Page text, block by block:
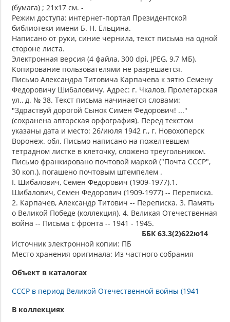
(бумага) ; 21х17 см. -
Режим доступа: интернет-портал Президентской
библиотеки имени Б. Н. Ельцина.
Написано от руки, синие чернила, текст письма на одной
стороне листа.
Электронная версия (4 файла, 300 dpi, JPEG, 9,7 МБ).
Копирование пользователями не разрешается.
Письмо Александра Титовича Карпачева к зятю Семену
Федоровичу Шибаловичу. Адрес: г. Чкалов, Пролетарская
ул., д. № 38. Текст письма начинается словами:
"Здраствуй дорогой Сынок Симен Федорович! ..."
(сохранена авторская орфография). Перед текстом
указаны дата и место: 26/июля 1942 г., г. Новохоперск
Воронеж. обл. Письмо написано на пожелтевшем
тетрадном листке в клеточку, сложено треугольником.
Письмо франкировано почтовой маркой ("Почта СССР",
30 коп.), погашено почтовым штемпелем .
I. Шибалович, Семен Федорович (1909-1977).1.
Шибалович, Семен Федорович (1909-1977) -- Переписка.
2. Карпачев, Александр Титович -- Переписка. 3. Память
о Великой Победе (коллекция). 4. Великая Отечественная
война -- Письма с фронта -- 1941 - 1945.
ББК 63.3(2)622ю14
Источник электронной копии: ПБ
Место хранения оригинала: Из частного собрания
Объект в каталогах
СССР в период Великой Отечественной войны (1941
В коллекциях